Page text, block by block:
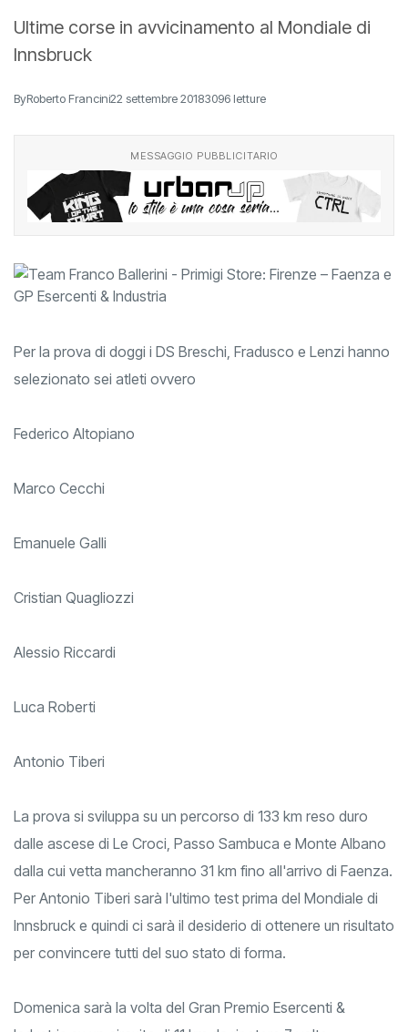
Ultime corse in avvicinamento al Mondiale di
Innsbruck
ByRoberto Francini22 settembre 20183096 letture
MESSAGGIO PUBBLICITARIO
Per la prova di doggi i DS Breschi, Fradusco e Lenzi hanno
selezionato sei atleti ovvero
Federico Altopiano
Marco Cecchi
Emanuele Galli
Cristian Quagliozzi
Alessio Riccardi
Luca Roberti
Antonio Tiberi
La prova si sviluppa su un percorso di 133 km reso duro
dalle ascese di Le Croci, Passo Sambuca e Monte Albano
dalla cui vetta mancheranno 31 km fino all'arrivo di Faenza.
Per Antonio Tiberi sarà l'ultimo test prima del Mondiale di
Innsbruck e quindi ci sarà il desiderio di ottenere un risultato
per convincere tutti del suo stato di forma.
Domenica sarà la volta del Gran Premio Esercenti &